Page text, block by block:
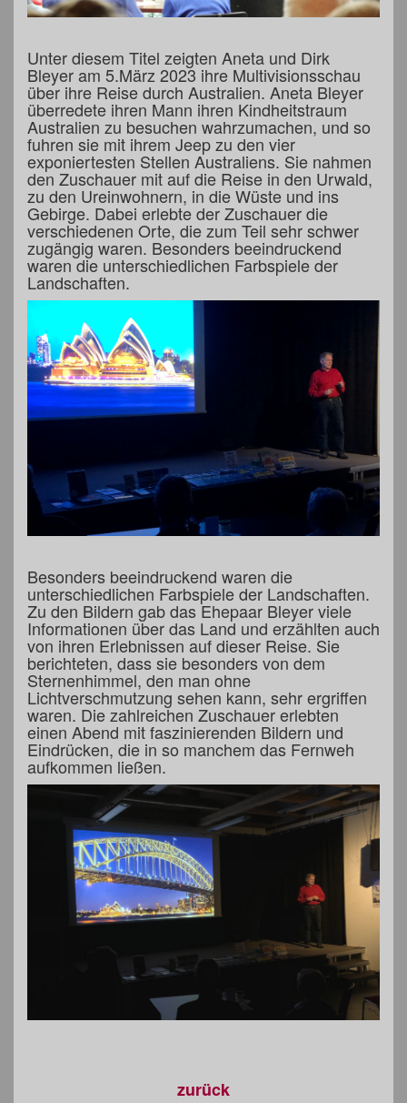
Unter diesem Titel zeigten Aneta und Dirk
Bleyer am 5.März 2023 ihre Multivisionsschau
über ihre Reise durch Australien. Aneta Bleyer
überredete ihren Mann ihren Kindheitstraum
Australien zu besuchen wahrzumachen, und so
fuhren sie mit ihrem Jeep zu den vier
exponiertesten Stellen Australiens. Sie nahmen
den Zuschauer mit auf die Reise in den Urwald,
zu den Ureinwohnern, in die Wüste und ins
Gebirge. Dabei erlebte der Zuschauer die
verschiedenen Orte, die zum Teil sehr schwer
zugängig waren. Besonders beeindruckend
waren die unterschiedlichen Farbspiele der
Landschaften.
Besonders beeindruckend waren die
unterschiedlichen Farbspiele der Landschaften.
Zu den Bildern gab das Ehepaar Bleyer viele
Informationen über das Land und erzählten auch
von ihren Erlebnissen auf dieser Reise. Sie
berichteten, dass sie besonders von dem
Sternenhimmel, den man ohne
Lichtverschmutzung sehen kann, sehr ergriffen
waren. Die zahlreichen Zuschauer erlebten
einen Abend mit faszinierenden Bildern und
Eindrücken, die in so manchem das Fernweh
aufkommen ließen.
zurück